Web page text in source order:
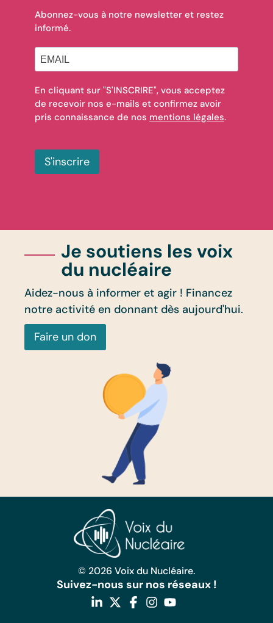
Abonnez-vous à notre newsletter et restez
informé.
En cliquant sur "S'INSCRIRE", vous acceptez
de recevoir nos e-mails et confirmez avoir
pris connaissance de nos mentions légales.
S'inscrire
Je soutiens les voix
du nucléaire
Aidez-nous à informer et agir ! Financez
notre activité en donnant dès aujourd'hui.
Faire un don
© 2026 Voix du Nucléaire.
Suivez-nous sur nos réseaux !